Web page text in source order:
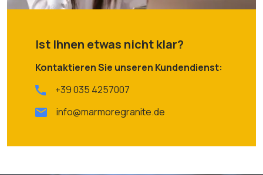
Ist Ihnen etwas nicht klar?
Kontaktieren Sie unseren Kundendienst:
+39 035 4257007
info@marmoregranite.de